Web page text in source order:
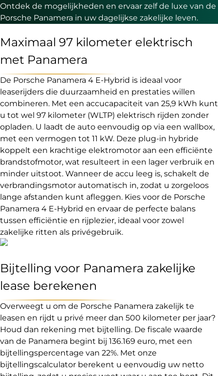
Ontdek de mogelijkheden en ervaar zelf de luxe van de
Porsche Panamera in uw dagelijkse zakelijke leven.
Maximaal 97 kilometer elektrisch
met Panamera
De Porsche Panamera 4 E-Hybrid is ideaal voor
leaserijders die duurzaamheid en prestaties willen
combineren. Met een accucapaciteit van 25,9 kWh kunt
u tot wel 97 kilometer (WLTP) elektrisch rijden zonder
opladen. U laadt de auto eenvoudig op via een wallbox,
met een vermogen tot 11 kW. Deze plug-in hybride
koppelt een krachtige elektromotor aan een efficiënte
brandstofmotor, wat resulteert in een lager verbruik en
minder uitstoot. Wanneer de accu leeg is, schakelt de
verbrandingsmotor automatisch in, zodat u zorgeloos
lange afstanden kunt afleggen. Kies voor de Porsche
Panamera 4 E-Hybrid en ervaar de perfecte balans
tussen efficiëntie en rijplezier, ideaal voor zowel
zakelijke ritten als privégebruik.
Bijtelling voor Panamera zakelijke
lease berekenen
Overweegt u om de Porsche Panamera zakelijk te
leasen en rijdt u privé meer dan 500 kilometer per jaar?
Houd dan rekening met bijtelling. De fiscale waarde
van de Panamera begint bij 136.169 euro, met een
bijtellingspercentage van 22%. Met onze
bijtellingscalculator berekent u eenvoudig uw netto